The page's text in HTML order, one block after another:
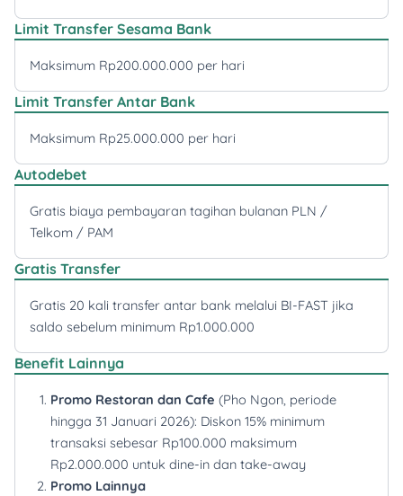
Limit Transfer Sesama Bank
Maksimum Rp200.000.000 per hari
Limit Transfer Antar Bank
Maksimum Rp25.000.000 per hari
Autodebet
Gratis biaya pembayaran tagihan bulanan PLN /
Telkom / PAM
Gratis Transfer
Gratis 20 kali transfer antar bank melalui BI-FAST jika
saldo sebelum minimum Rp1.000.000
Benefit Lainnya
Promo Restoran dan Cafe (Pho Ngon, periode
hingga 31 Januari 2026): Diskon 15% minimum
transaksi sebesar Rp100.000 maksimum
Rp2.000.000 untuk dine-in dan take-away
Promo Lainnya